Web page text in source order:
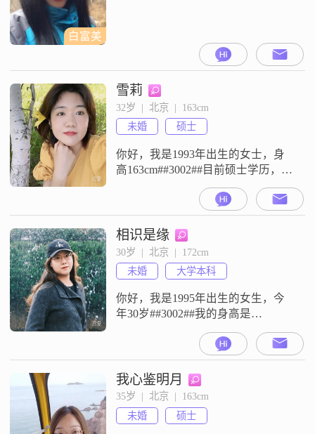
白富美
雪莉
32岁  |  北京  |  163cm
未婚
硕士
你好，我是1993年出生的女士，身
高163cm##3002##目前硕士学历，工
作地在北京，月收入在12001到
20000元之间##3002##性格上，我属
于温柔体贴##3001##善解人意的
人，平时待人接物比较乐观积极，
也始终保持着对生活的热爱
##3002##大家评价我是一个真诚可
靠的人，在处理事情时，我比较注
重平衡工
相识是缘
30岁  |  北京  |  172cm
未婚
大学本科
你好，我是1995年出生的女生，今
年30岁##3002##我的身高是
172cm##3002##目前我的工作地点在
北京，学历是大学本科##3002##我
的月收入在8001元至12000元这个区
间##3002##关于我的性格，我是一
个独立自信的人，平时为人随和，
比较容易相处##3002##在生活中，
我比较注重生活品质##3
我心鉴明月
35岁  |  北京  |  163cm
未婚
硕士